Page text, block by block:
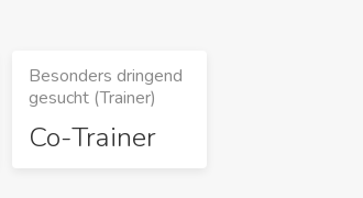
Besonders dringend
gesucht (Trainer)
Co-Trainer